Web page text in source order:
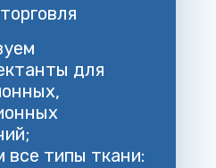
для
все типы ткани: